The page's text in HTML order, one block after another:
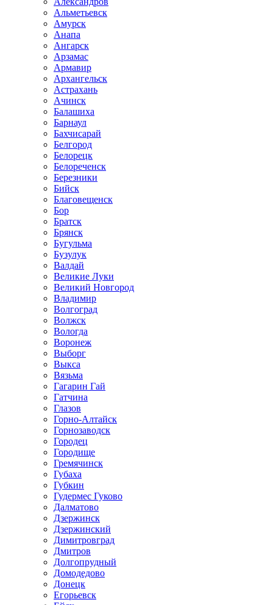
Альметьевск
Амурск
Анапа
Ангарск
Арзамас
Армавир
Архангельск
Астрахань
Ачинск
Балашиха
Барнаул
Бахчисарай
Белгород
Белорецк
Белореченск
Березники
Бийск
Благовещенск
Бор
Братск
Брянск
Бугульма
Бузулук
Валдай
Великие Луки
Великий Новгород
Владимир
Волгоград
Волжск
Вологда
Воронеж
Выборг
Выкса
Вязьма
Гагарин Гай
Гатчина
Глазов
Горно-Алтайск
Горнозаводск
Городец
Городище
Гремячинск
Губаха
Губкин
Гудермес Гуково
Далматово
Дзержинск
Дзержинский
Димитровград
Дмитров
Долгопрудный
Домодедово
Донецк
Егорьевск